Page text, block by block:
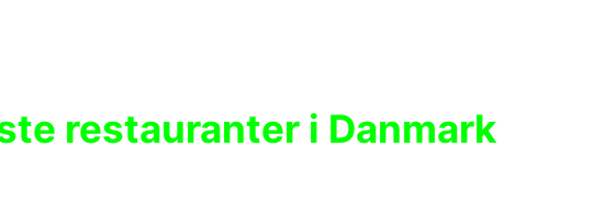
restauranter i Danmark